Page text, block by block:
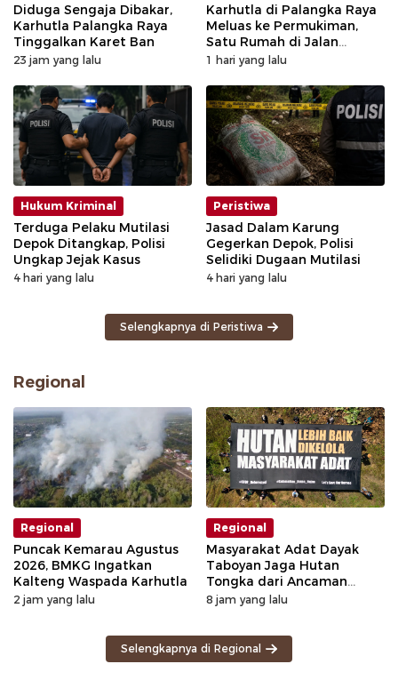
Diduga Sengaja Dibakar,
Karhutla Palangka Raya
Tinggalkan Karet Ban
23 jam yang lalu
Karhutla di Palangka Raya
Meluas ke Permukiman,
Satu Rumah di Jalan
Kalibata Hangus Terbakar
1 hari yang lalu
Hukum Kriminal
Terduga Pelaku Mutilasi
Depok Ditangkap, Polisi
Ungkap Jejak Kasus
4 hari yang lalu
Peristiwa
Jasad Dalam Karung
Gegerkan Depok, Polisi
Selidiki Dugaan Mutilasi
4 hari yang lalu
Selengkapnya di Peristiwa
Regional
Regional
Puncak Kemarau Agustus
2026, BMKG Ingatkan
Kalteng Waspada Karhutla
2 jam yang lalu
Regional
Masyarakat Adat Dayak
Taboyan Jaga Hutan
Tongka dari Ancaman
Deforestasi
8 jam yang lalu
Selengkapnya di Regional